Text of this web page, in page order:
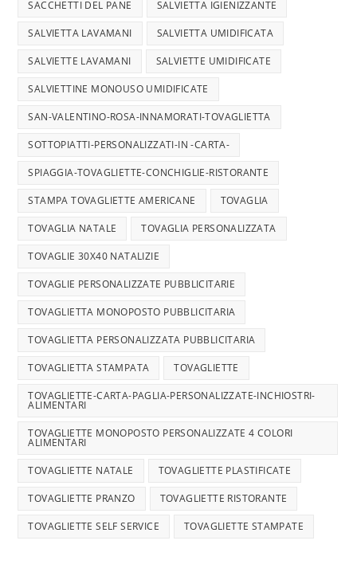
SACCHETTI DEL PANE SALVIETTA IGIENIZZANTE
SALVIETTA LAVAMANI SALVIETTA UMIDIFICATA
SALVIETTE LAVAMANI SALVIETTE UMIDIFICATE
SALVIETTINE MONOUSO UMIDIFICATE
SAN-VALENTINO-ROSA-INNAMORATI-TOVAGLIETTA
SOTTOPIATTI-PERSONALIZZATI-IN -CARTA-
SPIAGGIA-TOVAGLIETTE-CONCHIGLIE-RISTORANTE
STAMPA TOVAGLIETTE AMERICANE TOVAGLIA
TOVAGLIA NATALE TOVAGLIA PERSONALIZZATA
TOVAGLIE 30X40 NATALIZIE
TOVAGLIE PERSONALIZZATE PUBBLICITARIE
TOVAGLIETTA MONOPOSTO PUBBLICITARIA
TOVAGLIETTA PERSONALIZZATA PUBBLICITARIA
TOVAGLIETTA STAMPATA TOVAGLIETTE
TOVAGLIETTE-CARTA-PAGLIA-PERSONALIZZATE-INCHIOSTRI-
ALIMENTARI
TOVAGLIETTE MONOPOSTO PERSONALIZZATE 4 COLORI
ALIMENTARI
TOVAGLIETTE NATALE TOVAGLIETTE PLASTIFICATE
TOVAGLIETTE PRANZO TOVAGLIETTE RISTORANTE
TOVAGLIETTE SELF SERVICE TOVAGLIETTE STAMPATE